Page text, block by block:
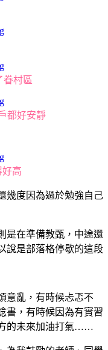
眷村區
都好安靜
好高
幾度因為過於勉強自己
是在準備教甄，中途還
說是部落格停歇的這段
意亂，有時候忐忑不
書，有時候因為有實習
的未來加油打氣……